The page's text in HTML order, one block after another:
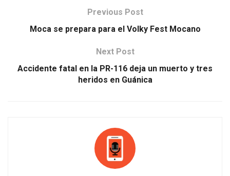
Previous Post
Moca se prepara para el Volky Fest Mocano
Next Post
Accidente fatal en la PR-116 deja un muerto y tres
heridos en Guánica